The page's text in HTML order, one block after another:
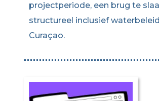
projectperiode, een brug te
structureel inclusief
Curaçao.